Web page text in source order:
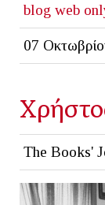
blog web
07
The Books'